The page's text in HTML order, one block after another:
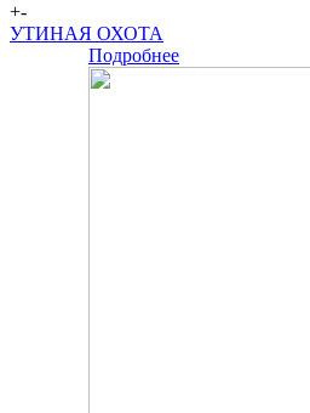
+-
УТИНАЯ ОХОТА
Подробнее